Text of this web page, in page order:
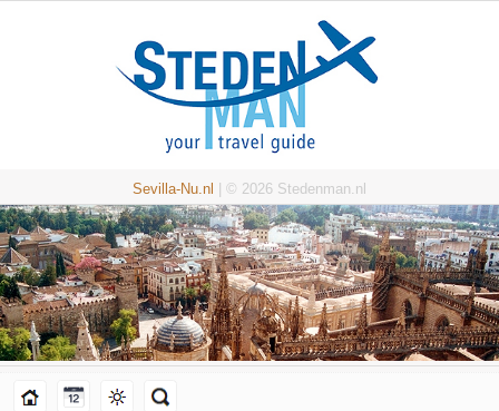
Sevilla-Nu.nl | © 2026 Stedenman.nl